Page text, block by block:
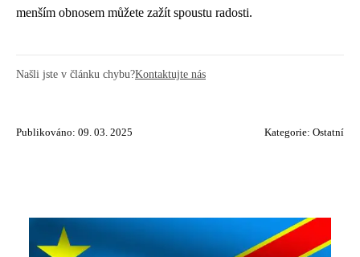
menším obnosem můžete zažít spoustu radosti.
Našli jste v článku chybu?Kontaktujte nás
Publikováno: 09. 03. 2025 Kategorie: Ostatní